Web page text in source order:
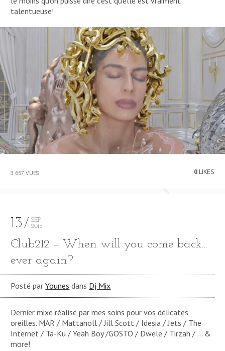
talentueuse!
3 657 VUES 0LIKES
13
SEP
2015
Club212 – When will you come back…
ever again?
Posté parYounes dans Dj Mix
Dernier mixe réalisé par mes soins pour vos délicates
oreilles. MAR / Mattanoll / Jill Scott / Idesia / Jets / The
Internet / Ta-Ku / Yeah Boy /GOSTO / Dwele / Tirzah / … &
more!